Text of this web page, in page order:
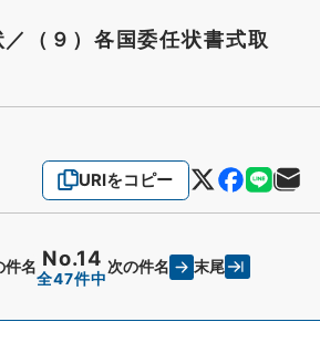
／（９）各国委任状書式取
URIをコピー
件名 No.14
全47件中
次の件名 末尾